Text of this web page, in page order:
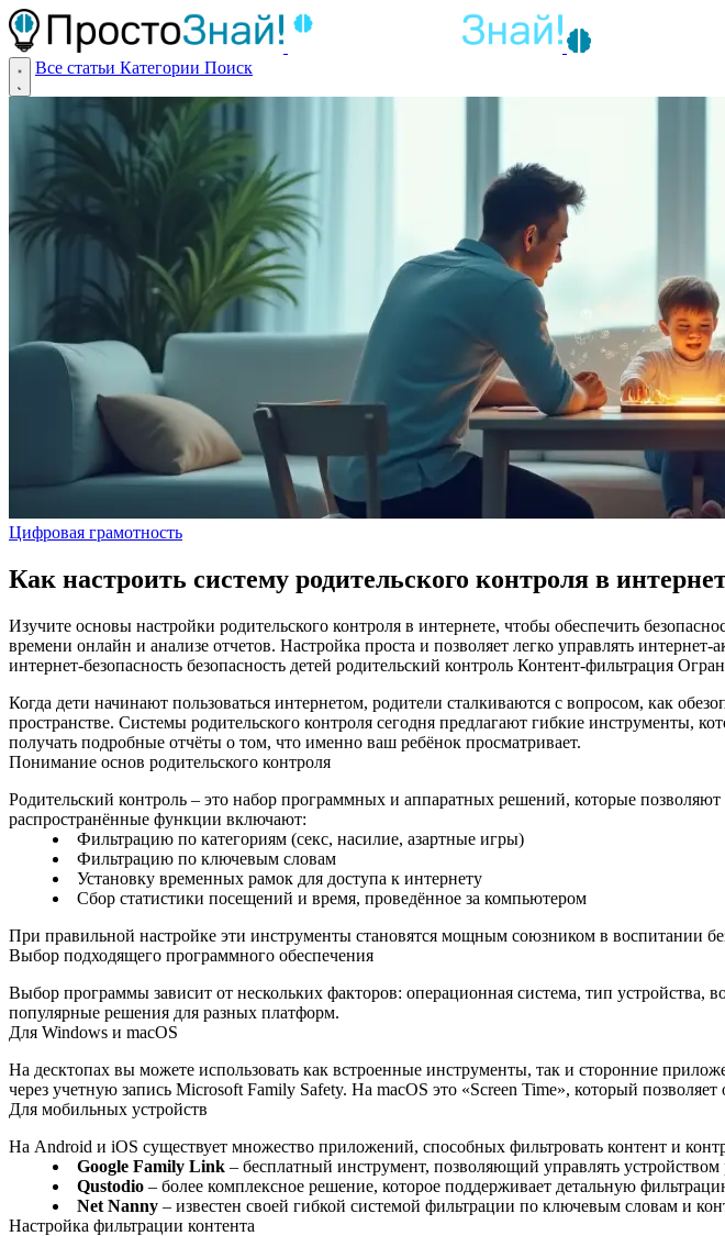
Все статьи Категории Поиск
Цифровая грамотность
Как настроить систему родительского контроля в
Изучите основы настройки родительского контроля в интернете, чтобы обеспечить
времени онлайн и анализе отчетов. Настройка проста и позволяет легко управлять
интернет-безопасность безопасность детей родительский контроль Контент-фильтрация
Когда дети начинают пользоваться интернетом, родители сталкиваются с вопросом, как
пространстве. Системы родительского контроля сегодня предлагают гибкие инструменты,
получать подробные отчёты о том, что именно ваш ребёнок просматривает.
Понимание основ родительского контроля
Родительский контроль – это набор программных и аппаратных решений, которые
распространённые функции включают:
Фильтрацию по категориям (секс, насилие, азартные игры)
Фильтрацию по ключевым словам
Установку временных рамок для доступа к интернету
Сбор статистики посещений и время, проведённое за компьютером
При правильной настройке эти инструменты становятся мощным союзником в воспитании
Выбор подходящего программного обеспечения
Выбор программы зависит от нескольких факторов: операционная система, тип
популярные решения для разных платформ.
Для Windows и macOS
На десктопах вы можете использовать как встроенные инструменты, так и сторонние
через учетную запись Microsoft Family Safety. На macOS это «Screen Time», который
Для мобильных устройств
На Android и iOS существует множество приложений, способных фильтровать контент и
Google Family Link – бесплатный инструмент, позволяющий управлять
Qustodio – более комплексное решение, которое поддерживает детальную
Net Nanny – известен своей гибкой системой фильтрации по ключевым словам и
Настройка фильтрации контента